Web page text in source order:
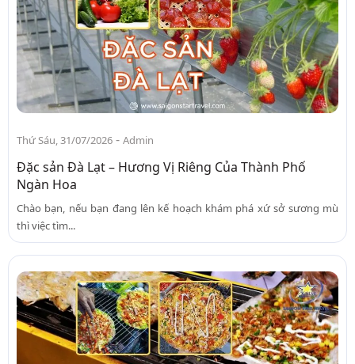
Thứ Sáu, 31/07/2026 - Admin
Đặc sản Đà Lạt – Hương Vị Riêng Của Thành Phố
Ngàn Hoa
Chào bạn, nếu bạn đang lên kế hoạch khám phá xứ sở sương mù
thì việc tìm...